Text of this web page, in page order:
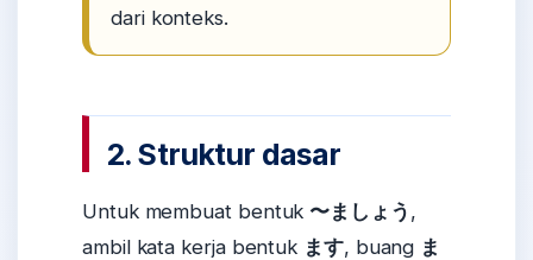
dari konteks.
2. Struktur dasar
Untuk membuat bentuk 〜ましょう ,
ambil kata kerja bentuk ます, buang ま